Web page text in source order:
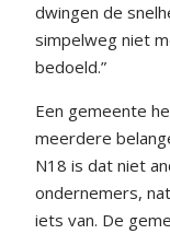
dwingen de
simpelweg niet
bedoeld.”
Een gemeente
meerdere
N18 is dat niet
ondernemers,
iets van. De